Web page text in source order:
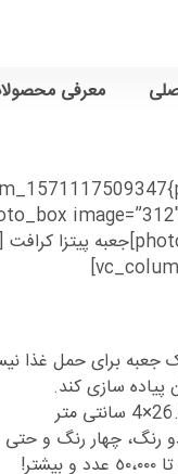
معرفی
جعبه برای حمل غذا
پیاده سازی کند.
رنگ، چهار رنگ و